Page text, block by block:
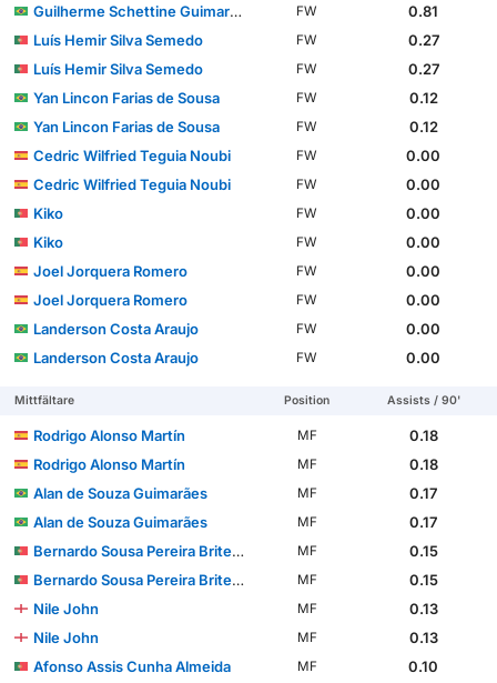
Guilherme Schettine Guimarães
FW
0.81
Luís Hemir Silva Semedo
FW
0.27
Luís Hemir Silva Semedo
FW
0.27
Yan Lincon Farias de Sousa
FW
0.12
Yan Lincon Farias de Sousa
FW
0.12
Cedric Wilfried Teguia Noubi
FW
0.00
Cedric Wilfried Teguia Noubi
FW
0.00
Kiko
FW
0.00
Kiko
FW
0.00
Joel Jorquera Romero
FW
0.00
Joel Jorquera Romero
FW
0.00
Landerson Costa Araujo
FW
0.00
Landerson Costa Araujo
FW 0.00
Mittfältare Position Assists / 90'
Rodrigo Alonso Martín MF
0.18
Rodrigo Alonso Martín
MF
0.18
Alan de Souza Guimarães
MF
0.17
Alan de Souza Guimarães
MF
0.17
Bernardo Sousa Pereira Brites Martins
MF
0.15
Bernardo Sousa Pereira Brites Martins
MF
0.15
Nile John
MF
0.13
Nile John
MF
0.13
Afonso Assis Cunha Almeida
MF 0.10